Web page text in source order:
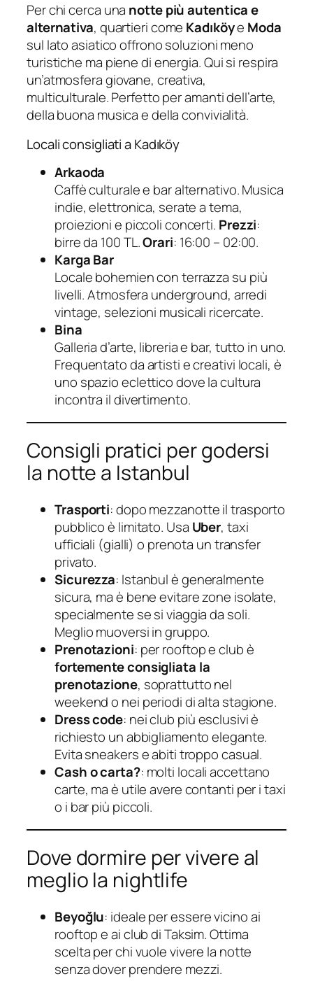
Per chi cerca una notte più autentica e
alternativa, quartieri come Kadıköye Moda
sul lato asiatico offrono soluzioni meno
turistiche ma piene di energia. Qui si respira
un’atmosfera giovane, creativa,
multiculturale. Perfetto per amanti dell’arte,
della buona musica e della convivialità.
Locali consigliati a Kadıköy
Arkaoda
Caffè culturale e bar alternativo. Musica
indie, elettronica, serate a tema,
proiezioni e piccoli concerti. Prezzi:
birre da 100 TL.Orari: 16:00 – 02:00.
Karga Bar
Locale bohemien con terrazza su più
livelli. Atmosfera underground, arredi
vintage, selezioni musicali ricercate.
Bina
Galleria d’arte, libreria e bar, tutto in uno.
Frequentato da artisti e creativi locali, è
uno spazio eclettico dove la cultura
incontra il divertimento.
Consigli pratici per godersi
la notte a Istanbul
Trasporti: dopo mezzanotte il trasporto
pubblico è limitato. Usa Uber, taxi
ufficiali (gialli) o prenota un transfer
privato.
Sicurezza: Istanbul è generalmente
sicura, ma è bene evitare zone isolate,
specialmente se si viaggia da soli.
Meglio muoversi in gruppo.
Prenotazioni: per rooftop e club è
fortemente consigliata la
prenotazione, soprattutto nel
weekend o nei periodi di alta stagione.
Dress code: nei club più esclusivi è
richiesto un abbigliamento elegante.
Evita sneakers e abiti troppo casual.
Cash o carta?: molti locali accettano
carte, ma è utile avere contanti per i taxi
o i bar più piccoli.
Dove dormire per vivere al
meglio la nightlife
Beyoğlu: ideale per essere vicino ai
rooftop e ai club di Taksim. Ottima
scelta per chi vuole vivere la notte
senza dover prendere mezzi.